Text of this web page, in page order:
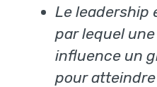
Le leadership
par lequel
influence un
pour